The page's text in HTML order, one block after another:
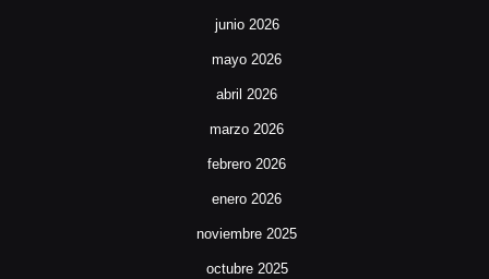
junio 2026
mayo 2026
abril 2026
marzo 2026
febrero 2026
enero 2026
noviembre 2025
octubre 2025